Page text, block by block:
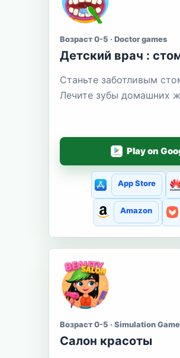
Возраст 0-5 · Doctor games
Детский врач :
Станьте заботливым
Лечите зубы домашних
Play on
App Store
Amazon
Возраст 0-5 · Simulation
Салон красоты